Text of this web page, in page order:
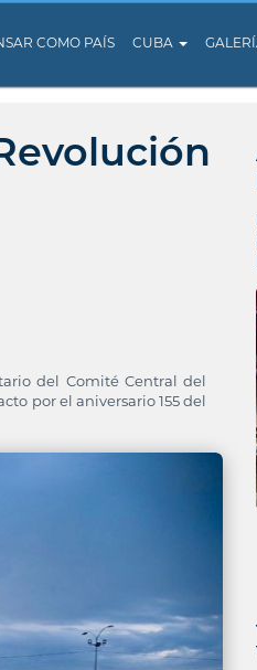
COMO PAÍS CUBA
del Comité Central del
por el aniversario 155 del